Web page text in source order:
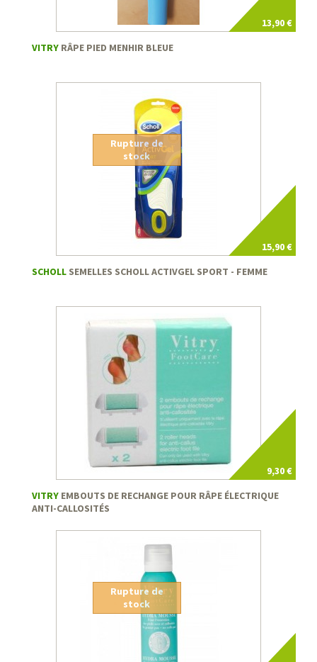
13,90 €
VITRY RÂPE PIED MENHIR BLEUE
15,90 €
Rupture de
stock
SCHOLL SEMELLES SCHOLL ACTIVGEL SPORT - FEMME
9,30 €
VITRY EMBOUTS DE RECHANGE POUR RÂPE ÉLECTRIQUE
ANTI-CALLOSITÉS
Rupture de
stock